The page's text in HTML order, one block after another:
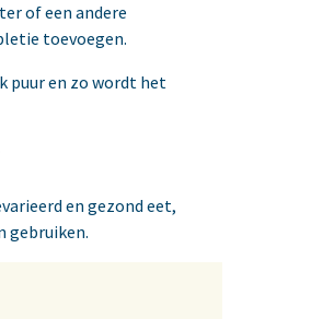
of een andere
toevoegen.
puur en zo wordt het
en gezond eet,
gebruiken.